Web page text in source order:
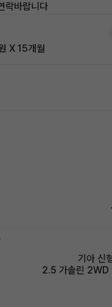
락바랍니다
X 15개월
기아 신
2.5 가솔린 2WD